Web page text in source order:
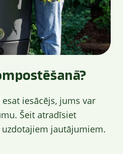
iesācējs, jums var
Šeit atradīsiet
jautājumiem.